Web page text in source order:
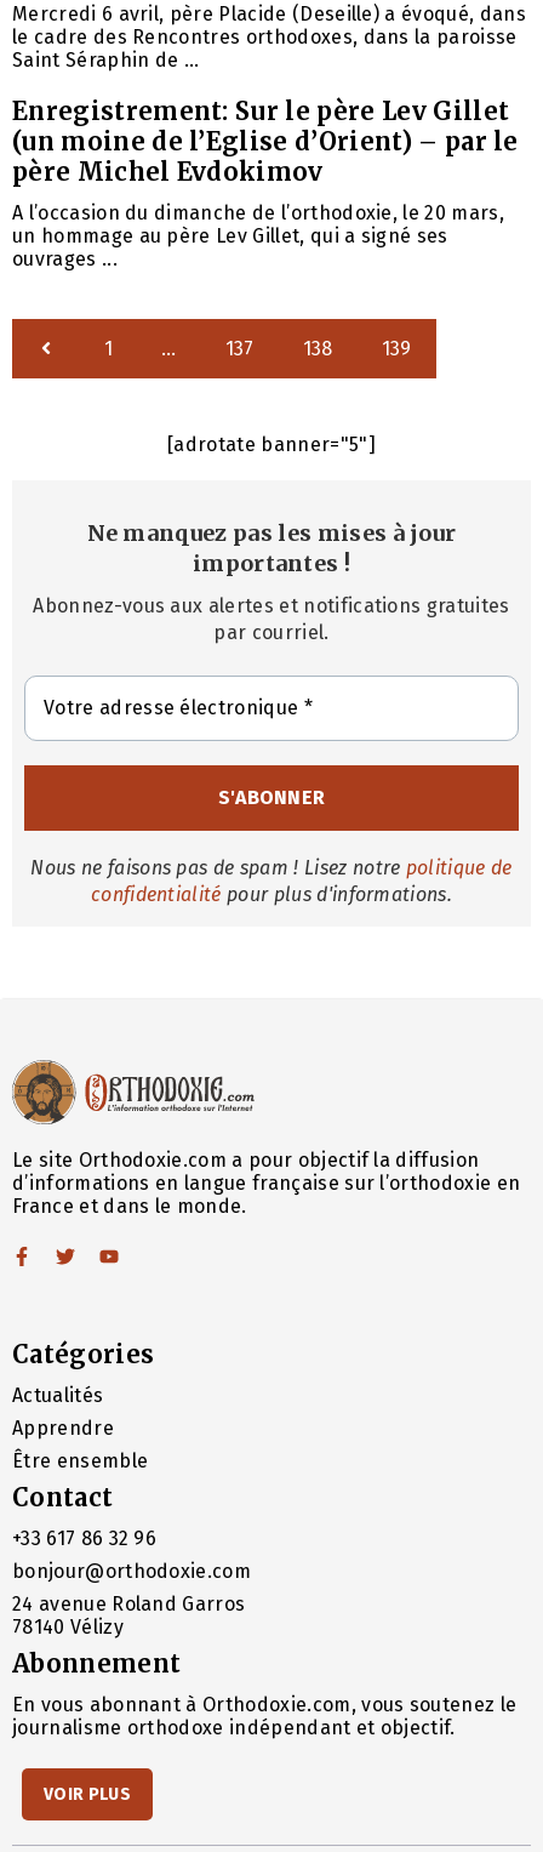
Mercredi 6 avril, père Placide (Deseille) a évoqué, dans
le cadre des Rencontres orthodoxes, dans la paroisse
Saint Séraphin de ...
Enregistrement: Sur le père Lev Gillet
(un moine de l’Eglise d’Orient) – par le
père Michel Evdokimov
A l’occasion du dimanche de l’orthodoxie, le 20 mars,
un hommage au père Lev Gillet, qui a signé ses
ouvrages ...
1 … 137 138 139
[adrotate banner="5"]
Ne manquez pas les mises à jour
importantes !
Abonnez-vous aux alertes et notifications gratuites
par courriel.
Nous ne faisons pas de spam ! Lisez notre politique de
confidentialité pour plus d'informations.
Le site Orthodoxie.com a pour objectif la diffusion
d’informations en langue française sur l’orthodoxie en
France et dans le monde.
Catégories
Actualités
Apprendre
Être ensemble
Contact
+33 617 86 32 96
bonjour@orthodoxie.com
24 avenue Roland Garros
78140 Vélizy
Abonnement
En vous abonnant à Orthodoxie.com, vous soutenez le
journalisme orthodoxe indépendant et objectif.
VOIR PLUS